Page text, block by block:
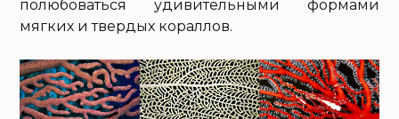
полюбоваться удивительными формами
мягких и твердых кораллов.